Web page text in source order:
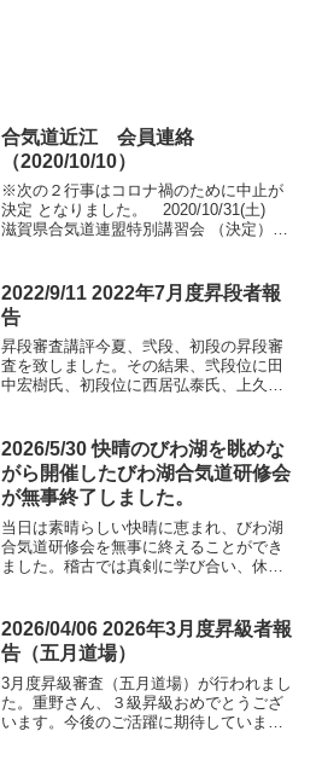
合気道近江 会員連絡
（2020/10/10）
※次の２行事はコロナ禍のために中止が
決定 となりました。 2020/10/31(土)
滋賀県合気道連盟特別講習会 （決定）
（近江合気道２道場）の次期...
2022/9/11 2022年7月度昇段者報
告
昇段審査講評今夏、弐段、初段の昇段審
査を致しました。その結果、弐段位に田
中宏樹氏、初段位に西居弘泰氏、上久保
れ、本部から各段位の道主印可證、本部
会員証、国際有段者証等、本...
2026/5/30 快晴のびわ湖を眺めな
がら開催したびわ湖合気道研修会
が無事終了しました。
当日は素晴らしい快晴に恵まれ、びわ湖
合気道研修会を無事に終えることができ
ました。稽古では真剣に学び合い、休憩
りました。ご参加いただいた皆様、ご支
援いただいた皆様に心より...
2026/04/06 2026年3月度昇級者報
告（五月道場）
3月度昇級審査（五月道場）が行われまし
た。重野さん、３級昇級おめでとうござ
います。今後のご活躍に期待していま